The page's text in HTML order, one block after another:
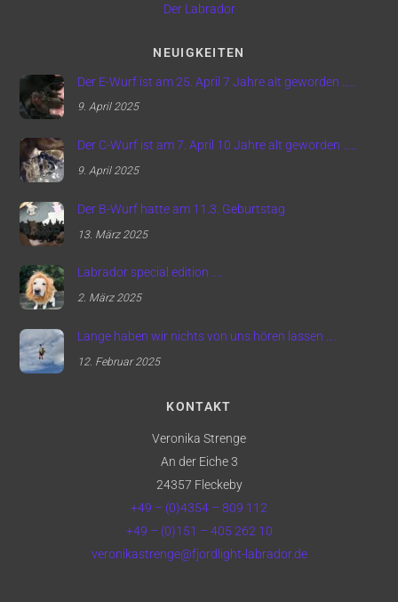
Der Labrador
NEUIGKEITEN
Der E-Wurf ist am 25. April 7 Jahre alt geworden …..
9. April 2025
Der C-Wurf ist am 7. April 10 Jahre alt geworden …..
9. April 2025
Der B-Wurf hatte am 11.3. Geburtstag
13. März 2025
Labrador special edition ….
2. März 2025
Lange haben wir nichts von uns hören lassen ….
12. Februar 2025
KONTAKT
Veronika Strenge
An der Eiche 3
24357 Fleckeby
+49 – (0)4354 – 809 112
+49 – (0)151 – 405 262 10
veronikastrenge@fjordlight-labrador.de